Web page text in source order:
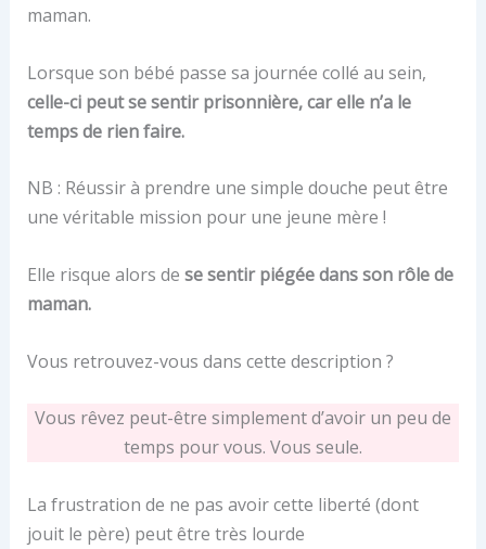
maman.
Lorsque son bébé passe sa journée collé au sein,
celle-ci peut se sentir prisonnière, car elle n’a le
temps de rien faire.
NB : Réussir à prendre une simple douche peut être
une véritable mission pour une jeune mère !
Elle risque alors de se sentir piégée dans son rôle de
maman.
Vous retrouvez-vous dans cette description ?
Vous rêvez peut-être simplement d’avoir un peu de
temps pour vous. Vous seule.
La frustration de ne pas avoir cette liberté (dont
jouit le père) peut être très lourde